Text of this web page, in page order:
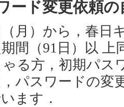
ード変更依頼
（月）から，春日
間（91日）以
る方，初期パス
パスワードの変
ます．